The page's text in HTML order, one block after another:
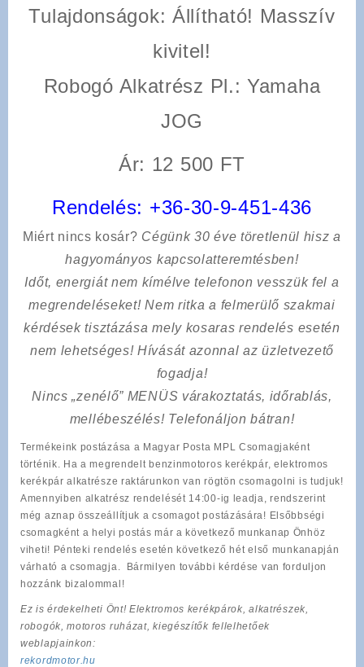
Tulajdonságok: Állítható! Masszív
kivitel!
Robogó Alkatrész Pl.: Yamaha
JOG
Ár: 12 500 FT
Rendelés: +36-30-9-451-436
Miért nincs kosár? Cégünk 30 éve töretlenül hisz a
hagyományos kapcsolatteremtésben!
Időt, energiát nem kímélvetelefonon vesszük fel a
megrendeléseket! Nem ritka a felmerülő szakmai
kérdések tisztázása mely kosaras rendelés esetén
nem lehetséges! Hívását azonnal az üzletvezető
fogadja!
Nincs „zenélő” MENÜS várakoztatás, időrablás,
mellébeszélés! Telefonáljon bátran!
Termékeink postázása a Magyar Posta MPL Csomagjaként
történik. Ha a megrendelt benzinmotoros kerékpár, elektromos
kerékpár alkatrésze raktárunkon van rögtön csomagolni is tudjuk!
Amennyiben alkatrész rendelését 14:00-ig leadja, rendszerint
még aznap összeállítjuk a csomagot postázására! Elsőbbségi
csomagként a helyi postás már a következő munkanap Önhöz
viheti! Pénteki rendelés esetén következő hét első munkanapján
várható a csomagja. Bármilyen további kérdése van forduljon
hozzánk bizalommal!
Ez is érdekelheti Önt! Elektromos kerékpárok, alkatrészek,
robogók, motoros ruházat, kiegészítők fellelhetőek
weblapjainkon:
rekordmotor.hu